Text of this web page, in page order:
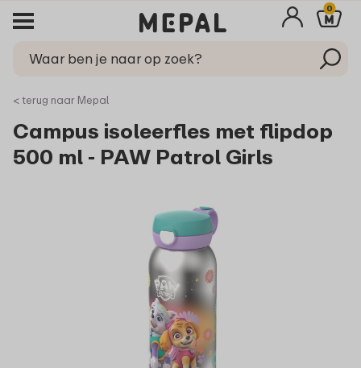
0
< terug naar Mepal
Campus isoleerfles met flipdop
500 ml - PAW Patrol Girls